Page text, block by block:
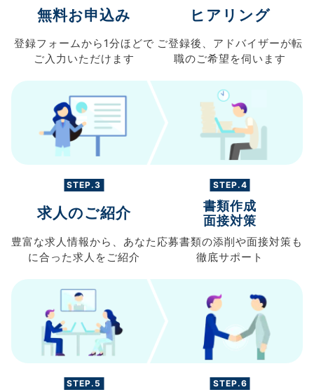
無料お申込み
登録フォームから 1分ほどで
ご入力 いただけます
ヒアリング
ご登録後、 アドバイザーが転
職のご希望を伺います
STEP.3
求人のご紹介
豊富な求人情報から、 あなた
に合った求人を ご紹介
STEP.4
書類作成
面接対策
応募書類の添削や面接対策も
徹底サポート
STEP.5 STEP.6